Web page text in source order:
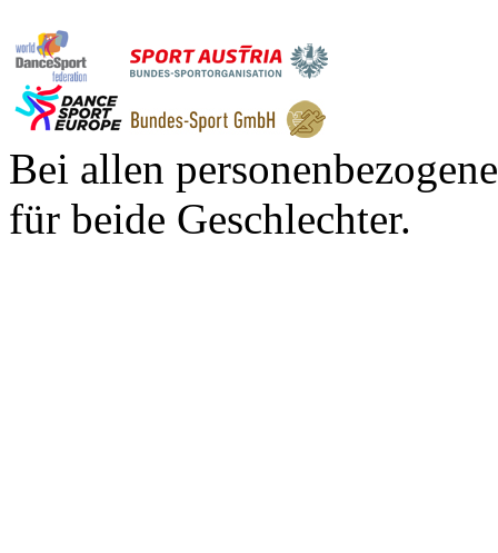
Bei allen
für beide Geschlechter.